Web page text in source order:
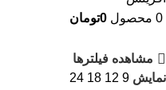
0 محصول 0تومان
مشاهده فیلترها
نمایش 9
12
18
24